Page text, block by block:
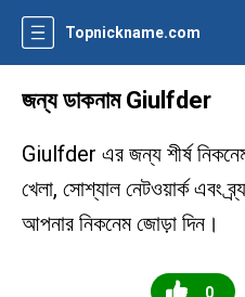
Topnickname.com
জন্য ডাকনাম Giulfder
Giulfder এর জন্য শীর্ষ
খেলা, সোশ্যাল নেটওয়ার্ক এবং
আপনার নিকনেম জোড়া দিন।
0